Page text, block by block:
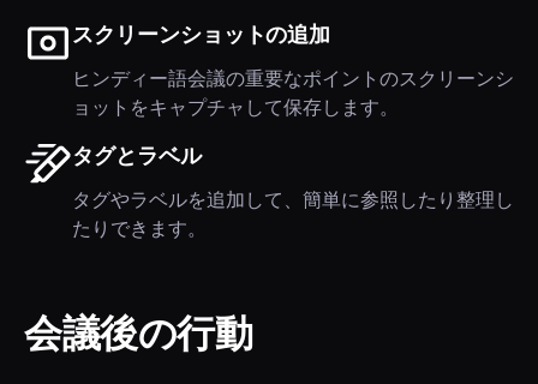
スクリーンショットの追加
ヒンディー語会議の重要なポイントのスクリーンシ
ョットをキャプチャして保存します。
タグとラベル
タグやラベルを追加して、簡単に参照したり整理し
たりできます。
会議後の行動